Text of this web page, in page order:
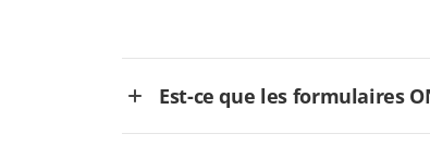
Est-ce que les formulaires